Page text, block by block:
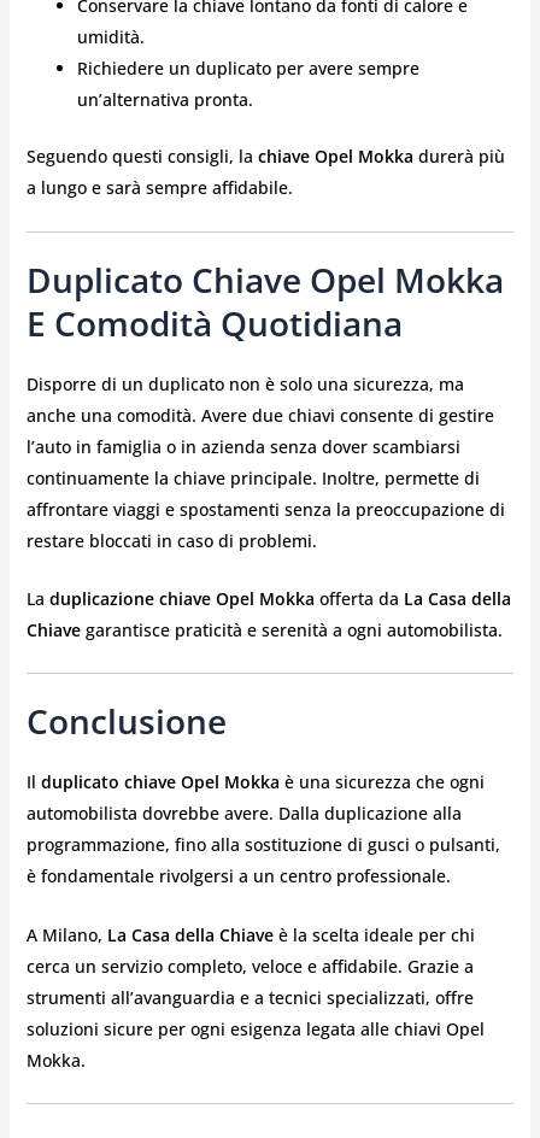
Conservare la chiave lontano da fonti di calore e
umidità.
Richiedere un duplicato per avere sempre
un’alternativa pronta.
Seguendo questi consigli, la chiave Opel Mokka durerà più
a lungo e sarà sempre affidabile.
Duplicato Chiave Opel Mokka
E Comodità Quotidiana
Disporre di un duplicato non è solo una sicurezza, ma
anche una comodità. Avere due chiavi consente di gestire
l’auto in famiglia o in azienda senza dover scambiarsi
continuamente la chiave principale. Inoltre, permette di
affrontare viaggi e spostamenti senza la preoccupazione di
restare bloccati in caso di problemi.
La duplicazione chiave Opel Mokka offerta da La Casa della
Chiavegarantisce praticità e serenità a ogni automobilista.
Conclusione
Il duplicato chiave Opel Mokka è una sicurezza che ogni
automobilista dovrebbe avere. Dalla duplicazione alla
programmazione, fino alla sostituzione di gusci o pulsanti,
è fondamentale rivolgersi a un centro professionale.
A Milano, La Casa della Chiaveè la scelta ideale per chi
cerca un servizio completo, veloce e affidabile. Grazie a
strumenti all’avanguardia e a tecnici specializzati, offre
soluzioni sicure per ogni esigenza legata alle chiavi Opel
Mokka.